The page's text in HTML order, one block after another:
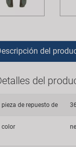
del
del
pieza de repuesto de
color